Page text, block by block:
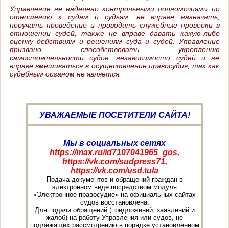
Управление не наделено контрольными полномочиями по
отношению к судам и судьям, не вправе назначать,
поручать проведение и проводить служебные проверки в
отношении судей, также не вправе давать какую-либо
оценку действиям и решениям суда и судей. Управление
призвано способствовать укреплению
самостоятельности судов, независимости судей и не
вправе вмешиваться в осуществление правосудия, так как
судебным органом не является.
УВАЖАЕМЫЕ ПОСЕТИТЕЛИ САЙТА!
Мы в социальных сетях
https://max.ru/id7107041965_gos,
https://vk.com/sudpress71,
https://vk.com/usd.tula
Подача документов и обращений граждан в
электронном виде посредством модуля
«Электронное правосудие» на официальных сайтах
судов восстановлена.
Для подачи обращений (предложений, заявлений и
жалоб) на работу Управления или судов, не
подлежащих рассмотрению в порядке установленном